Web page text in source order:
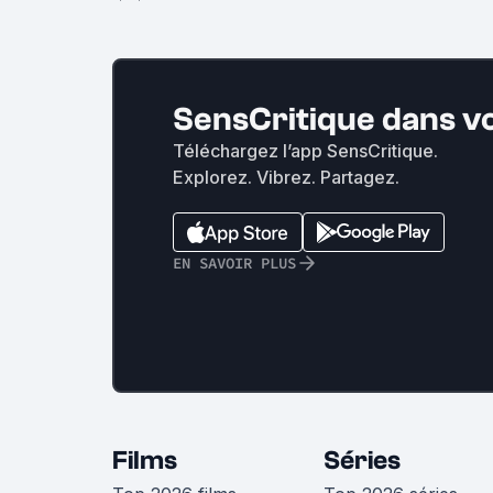
SensCritique dans
Téléchargez l’app SensCritique.
Explorez. Vibrez. Partagez.
EN SAVOIR PLUS
Films Séries